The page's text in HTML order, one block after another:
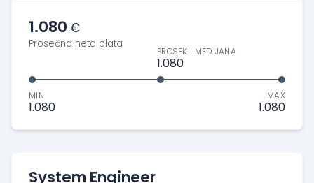
1.080 €
Prosečna neto plata
MIN
1.080
PROSEK I MEDIJANA
1.080
MAX
1.080
System Engineer